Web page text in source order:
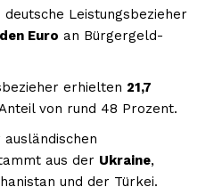
Leistungsbezieher
Euro an Bürgergeld-
erhielten 21,7
von rund 48 Prozent.
aus der Ukraine,
und der Türkei.